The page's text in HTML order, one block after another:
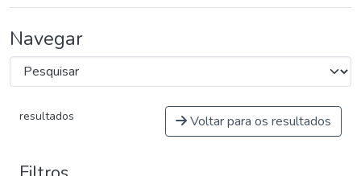
Navegar
resultados Voltar para os resultados